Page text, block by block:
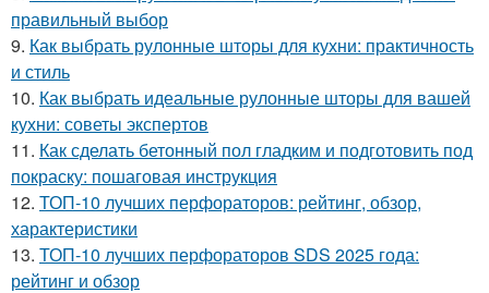
правильный выбор
9. Как выбрать рулонные шторы для кухни: практичность
и стиль
10. Как выбрать идеальные рулонные шторы для вашей
кухни: советы экспертов
11. Как сделать бетонный пол гладким и подготовить под
покраску: пошаговая инструкция
12. ТОП-10 лучших перфораторов: рейтинг, обзор,
характеристики
13. ТОП-10 лучших перфораторов SDS 2025 года:
рейтинг и обзор